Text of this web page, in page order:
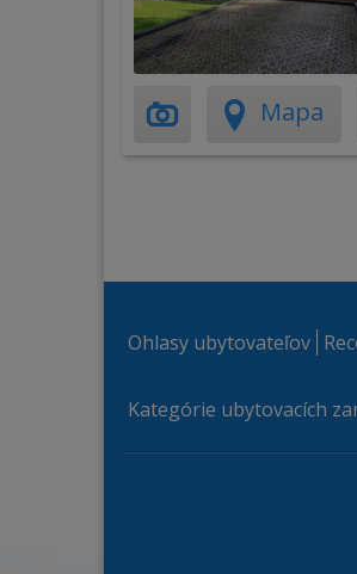
Mapa
Ohlasy ubytovateľov
Kategórie ubytovacích